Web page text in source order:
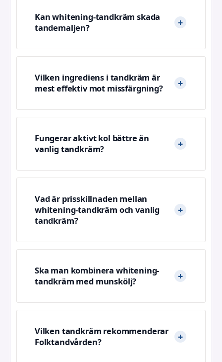
Kan whitening-tandkräm skada
tandemaljen?
Vilken ingrediens i tandkräm är
mest effektiv mot missfärgning?
Fungerar aktivt kol bättre än
vanlig tandkräm?
Vad är prisskillnaden mellan
whitening-tandkräm och vanlig
tandkräm?
Ska man kombinera whitening-
tandkräm med munskölj?
Vilken tandkräm rekommenderar
Folktandvården?